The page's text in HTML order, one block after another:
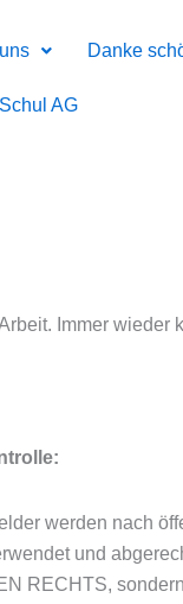
Danke
Schul AG
Immer wieder
werden nach
und
RECHTS,